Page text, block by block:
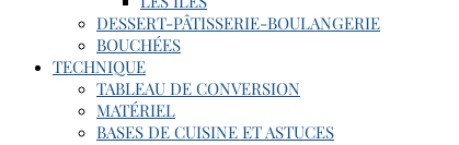
DESSERT-PÂTISSERIE-BOULANGERIE
BOUCHÉES
TECHNIQUE
TABLEAU DE CONVERSION
MATÉRIEL
BASES DE CUISINE ET ASTUCES